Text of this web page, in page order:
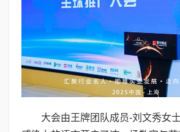
大会由王牌团队成员-刘文秀女